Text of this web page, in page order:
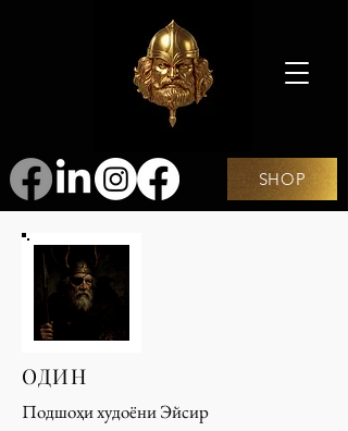
SHOP
ОДИН
Подшоҳи худоёни Эйсир